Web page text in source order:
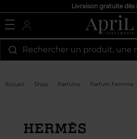
Livraison gratuite dès
Rechercher un produit, une
Accueil Shop Parfums Parfum Femme